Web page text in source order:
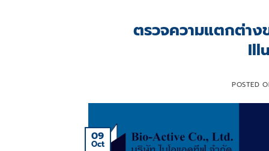
ตรวจความแตกต่าง
POSTED
09
Oct